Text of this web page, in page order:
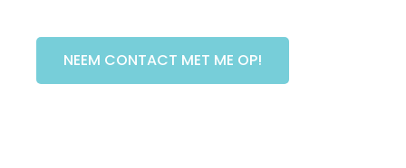
NEEM CONTACT MET ME OP!